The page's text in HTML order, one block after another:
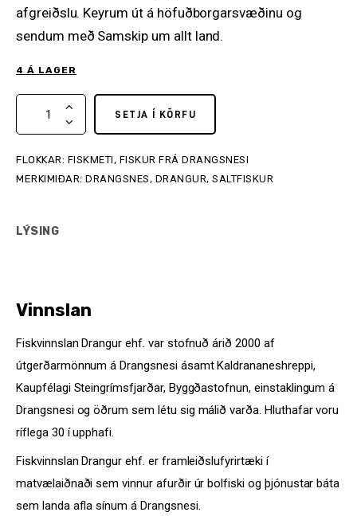
afgreiðslu. Keyrum út á höfuðborgarsvæðinu og
sendum með Samskip um allt land.
4 Á LAGER
SETJA Í KÖRFU
FLOKKAR: FISKMETI , FISKUR FRÁ DRANGSNESI
MERKIMIÐAR: DRANGSNES , DRANGUR, SALTFISKUR
LÝSING
Vinnslan
Fiskvinnslan Drangur ehf. var stofnuð árið 2000 af
útgerðarmönnum á Drangsnesi ásamt Kaldrananeshreppi,
Kaupfélagi Steingrímsfjarðar, Byggðastofnun, einstaklingum á
Drangsnesi og öðrum sem létu sig málið varða. Hluthafar voru
ríflega 30 í upphafi.
Fiskvinnslan Drangur ehf. er framleiðslufyrirtæki í
matvælaiðnaði sem vinnur afurðir úr bolfiski og þjónustar báta
sem landa afla sínum á Drangsnesi.